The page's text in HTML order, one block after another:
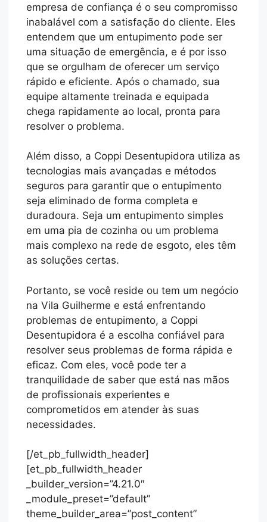
empresa de confiança é o seu compromisso
inabalável com a satisfação do cliente. Eles
entendem que um entupimento pode ser
uma situação de emergência, e é por isso
que se orgulham de oferecer um serviço
rápido e eficiente. Após o chamado, sua
equipe altamente treinada e equipada
chega rapidamente ao local, pronta para
resolver o problema.
Além disso, a Coppi Desentupidora utiliza as
tecnologias mais avançadas e métodos
seguros para garantir que o entupimento
seja eliminado de forma completa e
duradoura. Seja um entupimento simples
em uma pia de cozinha ou um problema
mais complexo na rede de esgoto, eles têm
as soluções certas.
Portanto, se você reside ou tem um negócio
na Vila Guilherme e está enfrentando
problemas de entupimento, a Coppi
Desentupidora é a escolha confiável para
resolver seus problemas de forma rápida e
eficaz. Com eles, você pode ter a
tranquilidade de saber que está nas mãos
de profissionais experientes e
comprometidos em atender às suas
necessidades.
[/et_pb_fullwidth_header]
[et_pb_fullwidth_header
_builder_version=”4.21.0″
_module_preset=”default”
theme_builder_area=”post_content”